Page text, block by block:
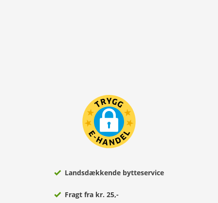
Landsdækkende bytteservice
Fragt fra kr. 25,-